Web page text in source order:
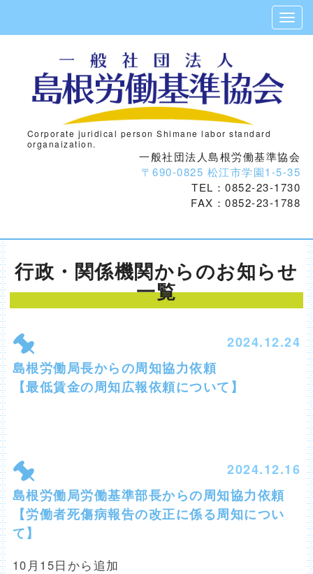
Corporate juridical person Shimane labor standard
organaization.
一般社団法人島根労働基準協会
〒690-0825 松江市学園1-5-35
TEL：0852-23-1730
FAX：0852-23-1788
行政・関係機関からのお知らせ
一覧
2024.12.24
島根労働局長からの周知協力依頼
【最低賃金の周知広報依頼について】
2024.12.16
島根労働局労働基準部長からの周知協力依頼
【労働者死傷病報告の改正に係る周知につい
て】
10月15日から追加